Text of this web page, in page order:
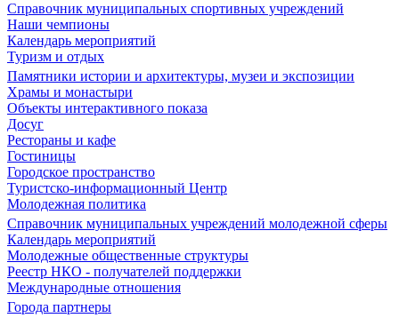
Справочник муниципальных спортивных учреждений
Наши чемпионы
Календарь мероприятий
Туризм и отдых
Памятники истории и архитектуры, музеи и экспозиции
Храмы и монастыри
Объекты интерактивного показа
Досуг
Рестораны и кафе
Гостиницы
Городское пространство
Туристско-информационный Центр
Молодежная политика
Справочник муниципальных учреждений молодежной сферы
Календарь мероприятий
Молодежные общественные структуры
Реестр НКО - получателей поддержки
Международные отношения
Города партнеры